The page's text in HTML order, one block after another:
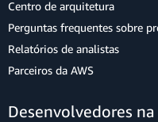
Centro de arquitetura
Perguntas frequentes sobre
Relatórios de analistas
Parceiros da AWS
Desenvolvedores na